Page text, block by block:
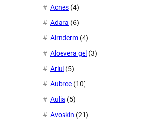
Acnes (4)
Adara (6)
Airnderm (4)
Aloevera gel (3)
Ariul (5)
Aubree (10)
Aulia (5)
Avoskin (21)